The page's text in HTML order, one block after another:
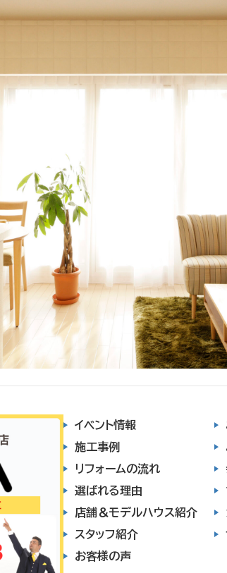
イベント情報
施工事例
リフォームの流れ
選ばれる理由
店舗＆モデルハウス紹介
スタッフ紹介
お客様の声